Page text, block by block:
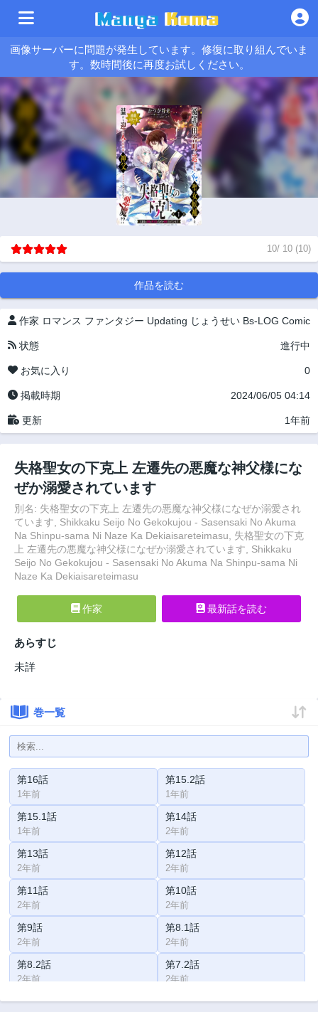
画像サーバーに問題が発生しています。修復に取り組んでいま
す。数時間後に再度お試しください。
10/ 10 (10)
作品を読む
作家 ロマンス ファンタジー Updating じょうせい Bs-LOG Comic
状態 進行中
お気に入り 0
掲載時期 2024/06/05 04:14
更新 1年前
失格聖女の下克上 左遷先の悪魔な神父様にな
ぜか溺愛されています
別名: 失格聖女の下克上 左遷先の悪魔な神父様になぜか溺愛され
ています, Shikkaku Seijo No Gekokujou - Sasensaki No Akuma
Na Shinpu-sama Ni Naze Ka Dekiaisareteimasu, 失格聖女の下克
上 左遷先の悪魔な神父様になぜか溺愛されています, Shikkaku
Seijo No Gekokujou - Sasensaki No Akuma Na Shinpu-sama Ni
Naze Ka Dekiaisareteimasu
作家 最新話を読む
あらすじ
未詳
巻一覧
第16話
1年前
第15.2話
1年前
第15.1話
1年前
第14話
2年前
第13話
2年前
第12話
2年前
第11話
2年前
第10話
2年前
第9話
2年前
第8.1話
2年前
第8.2話
2年前
第7.2話
2年前
第7.1話 第7話